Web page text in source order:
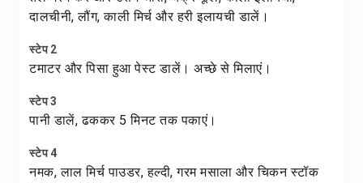
दालचीनी, लौंग, काली मिर्च और हरी इलायची डालें।
स्टेप 2
टमाटर और पिसा हुआ पेस्ट डालें। अच्छे से मिलाएं।
स्टेप 3
पानी डालें, ढककर 5 मिनट तक पकाएं।
स्टेप 4
नमक, लाल मिर्च पाउडर, हल्दी, गरम मसाला और चिकन स्टॉक